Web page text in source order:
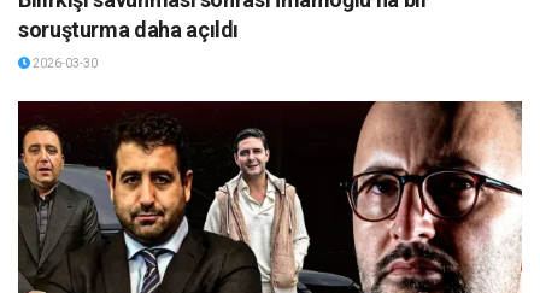
soruşturma daha açıldı
2026-03-30